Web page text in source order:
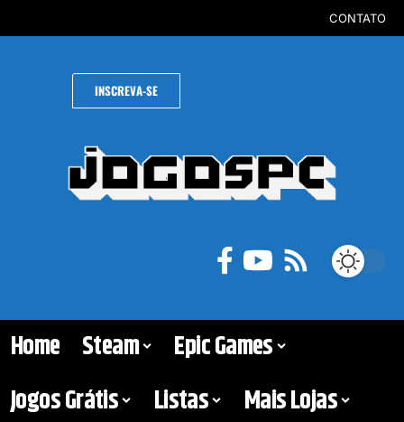
CONTATO
INSCREVA-SE
Home Steam
Epic Games
Jogos Grátis
Listas
Mais Lojas